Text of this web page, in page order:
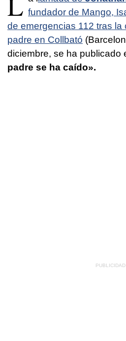
fundador de Mango,
de emergencias 112 tras la
padre en Collbató
diciembre, se ha publicado
padre se ha caído».